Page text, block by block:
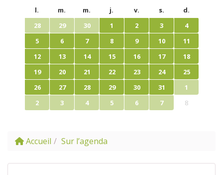
l.
m. m. j. v. s.
d.
28
29 30 1 2 3
4
5
6 7 8 9 10
11
12
13 14 15 16 17
18
19
20 21 22 23 24
25
26
27 28 29 30 31
1
2
3 4 5 6 7 8
Accueil Sur l’agenda